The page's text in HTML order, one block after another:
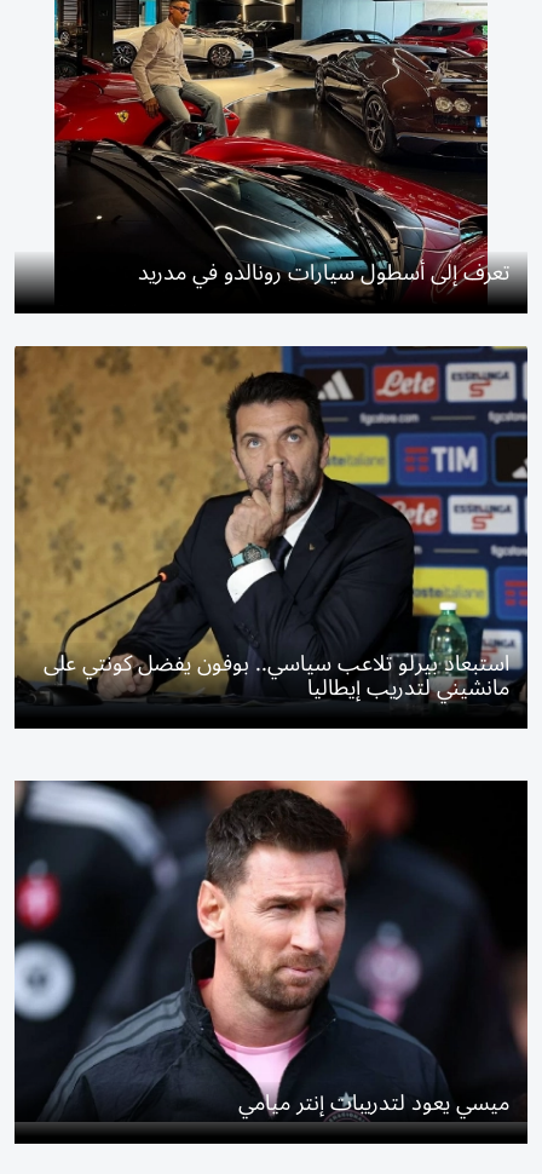
تعرف إلى أسطول سيارات رونالدو في مدريد
استبعاد بيرلو تلاعب سياسي.. بوفون يفضل كونتي على
مانشيني لتدريب إيطاليا
ميسي يعود لتدريبات إنتر ميامي